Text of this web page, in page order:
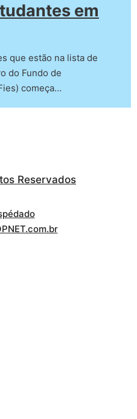
em
que estão na lista de
do Fundo de
começa…
Reservados